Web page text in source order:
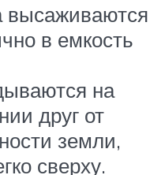
высаживаются
в емкость
на
друг от
земли,
сверху.